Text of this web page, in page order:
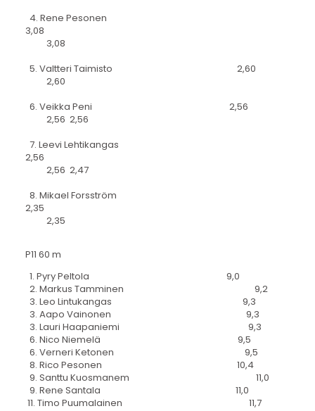
4. Rene Pesonen
3,08
3,08
5. Valtteri Taimisto 2,60
2,60
6. Veikka Peni 2,56
2,56 2,56
7. Leevi Lehtikangas
2,56
2,56 2,47
8. Mikael Forsström
2,35
2,35
P11 60 m
1. Pyry Peltola 9,0
2. Markus Tamminen 9,2
3. Leo Lintukangas 9,3
3. Aapo Vainonen 9,3
3. Lauri Haapaniemi 9,3
6. Nico Niemelä 9,5
6. Verneri Ketonen 9,5
8. Rico Pesonen 10,4
9. Santtu Kuosmanem 11,0
9. Rene Santala 11,0
11. Timo Puumalainen 11,7